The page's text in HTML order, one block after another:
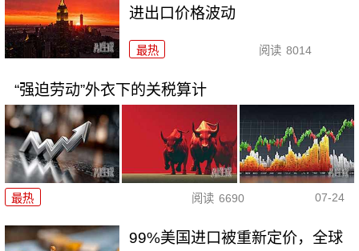
进出口价格波动
最热 阅读 8014
“强迫劳动”外衣下的关税算计
最热 阅读 6690 07-24
99%美国进口被重新定价，全球